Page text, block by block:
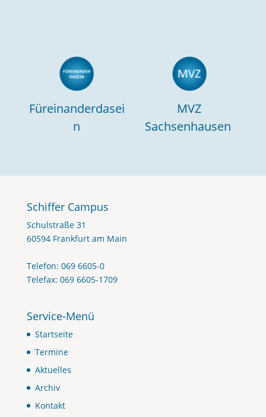
Füreinanderdasei
n
MVZ
Sachsenhausen
Schiffer Campus
Schulstraße 31
60594 Frankfurt am Main
Telefon: 069 6605-0
Telefax: 069 6605-1709
Service-Menü
Startseite
Termine
Aktuelles
Archiv
Kontakt